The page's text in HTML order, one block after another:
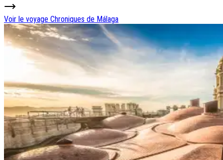
Voir le voyage Chroniques de Málaga